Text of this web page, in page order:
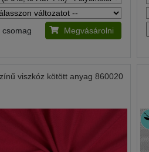
csomag Megvásárolni
viszkóz kötött anyag 860020